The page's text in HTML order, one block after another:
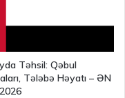
Təhsil: Qəbul
Tələbə Həyatı – ƏN